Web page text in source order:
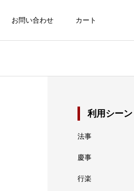
お問い合わせ カート
利用シーン
法事
慶事
行楽